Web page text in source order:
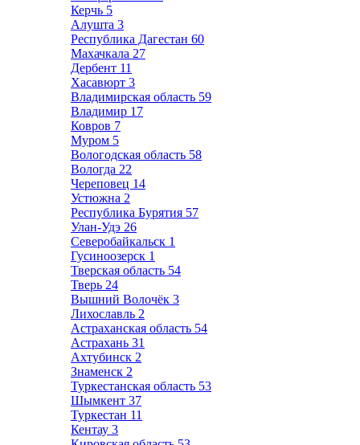
Керчь 5
Алушта 3
Республика Дагестан 60
Махачкала 27
Дербент 11
Хасавюрт 3
Владимирская область 59
Владимир 17
Ковров 7
Муром 5
Вологодская область 58
Вологда 22
Череповец 14
Устюжна 2
Республика Бурятия 57
Улан-Удэ 26
Северобайкальск 1
Гусиноозерск 1
Тверская область 54
Тверь 24
Вышний Волочёк 3
Лихославль 2
Астраханская область 54
Астрахань 31
Ахтубинск 2
Знаменск 2
Туркестанская область 53
Шымкент 37
Туркестан 11
Кентау 3